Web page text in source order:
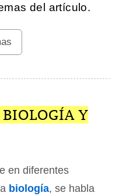
del artículo.
Y
en diferentes
biología, se habla